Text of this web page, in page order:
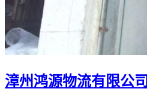
漳州鸿源物流有限公司